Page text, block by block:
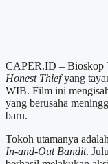
CAPER.ID – Bioskop
Honest Thiefyang
WIB. Film ini
yang berusaha
baru.
Tokoh utamanya
In-and-Out Bandit.